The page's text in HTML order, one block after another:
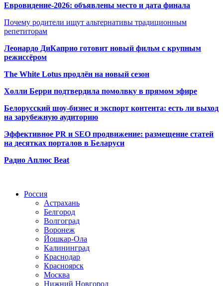
Евровидение-2026: объявлены место и дата финала
Почему родители ищут альтернативы традиционным
репетиторам
Леонардо ДиКаприо готовит новый фильм с крупным
режиссёром
The White Lotus продлён на новый сезон
Холли Берри подтвердила помолвку в прямом эфире
Белорусский шоу-бизнес и экспорт контента: есть ли выход
на зарубежную аудиторию
Эффективное PR и SEO продвижение: размещение статей
на десятках порталов в Беларуси
Радио Аплюс Beat
Россия
Астрахань
Белгород
Волгоград
Воронеж
Йошкар-Ола
Калининград
Краснодар
Красноярск
Москва
Нижний Новгород